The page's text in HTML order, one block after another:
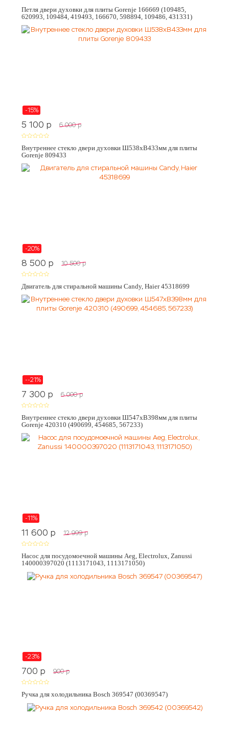
Петля двери духовки для плиты Gorenje 166669 (109485,
620993, 109484, 419493, 166670, 598894, 109486, 431331)
-15%
5 100 p 6 000 p
Внутреннее стекло двери духовки Ш538хВ433мм для плиты
Gorenje 809433
-20%
8 500 p 10 500 p
Двигатель для стиральной машины Candy, Haier 45318699
--21%
7 300 p 6 000 p
Внутреннее стекло двери духовки Ш547хВ398мм для плиты
Gorenje 420310 (490699, 454685, 567233)
-11%
11 600 p 12 999 p
Насос для посудомоечной машины Aeg, Electrolux, Zanussi
140000397020 (1113171043, 1113171050)
-23%
700 p 900 p
Ручка для холодильника Bosch 369547 (00369547)